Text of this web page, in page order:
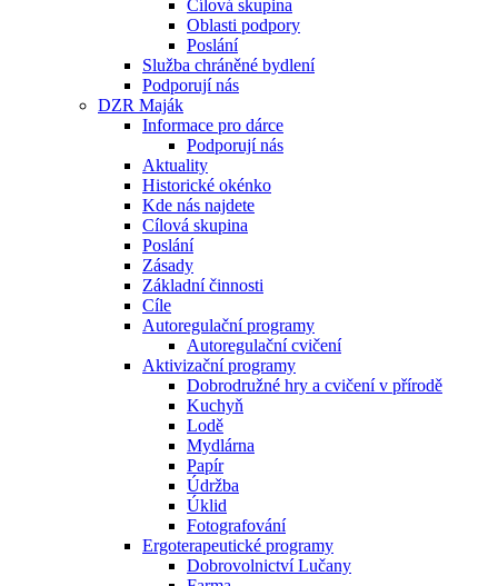
Cílová skupina
Oblasti podpory
Poslání
Služba chráněné bydlení
Podporují nás
DZR Maják
Informace pro dárce
Podporují nás
Aktuality
Historické okénko
Kde nás najdete
Cílová skupina
Poslání
Zásady
Základní činnosti
Cíle
Autoregulační programy
Autoregulační cvičení
Aktivizační programy
Dobrodružné hry a cvičení v přírodě
Kuchyň
Lodě
Mydlárna
Papír
Údržba
Úklid
Fotografování
Ergoterapeutické programy
Dobrovolnictví Lučany